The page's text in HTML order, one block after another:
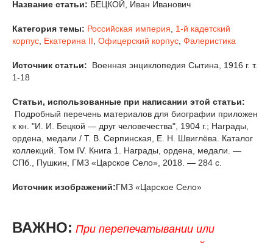
Название статьи: БЕЦКОЙ, Иван Иванович
Категория темы: Российская империя
1-й кадетский
корпус Екатерина II Офицерский корпус Фалеристика
Источник статьи:
Военная энциклопедия Сытина, 1916 г. т.
1-18
Статьи, использованные при написании этой статьи:
Подробный перечень материалов для биографии приложен
к кн. "И. И. Бецкой — друг человечества", 1904 г.; Награды,
ордена, медали / Т. В. Серпинская, Е. Н. Швиглёва. Каталог
коллекций. Том IV. Книга 1. Награды, ордена, медали. —
СПб., Пушкин, ГМЗ «Царское Село», 2018. — 284 с.
Источник изображений:ГМЗ «Царское Село»
ВАЖНО: При перепечатывании или